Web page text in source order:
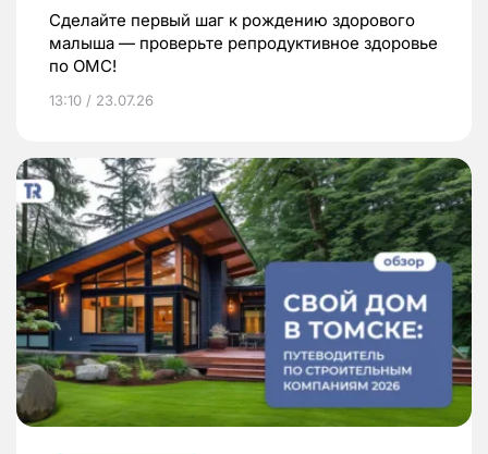
Сделайте первый шаг к рождению здорового
малыша — проверьте репродуктивное здоровье
по ОМС!
13:10 / 23.07.26